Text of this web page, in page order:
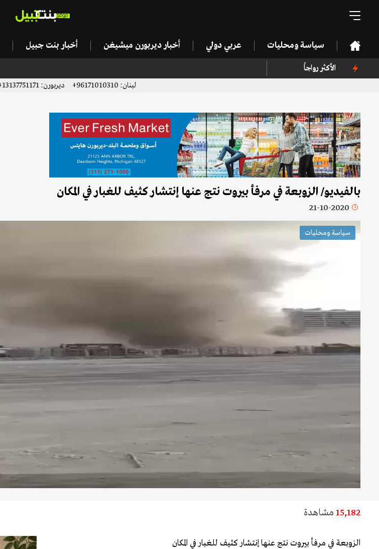
سياسة ومحليات عربي دولي أخبار ديربورن ميشيغن أخبار بنت جبيل
الأكثر رواجاً
لبنان: 96171010310+ ديربورن: 13137751171+ | 13136996923+
بالفيديو/ الزوبعة في مرفأ بيروت نتج عنها إنتشار كثيف للغبار في المكان
21-10-2020
سياسة ومحليات
15,182 مشاهدة
الزوبعة في مرفأ بيروت نتج عنها إنتشار كثيف للغبار في المكان